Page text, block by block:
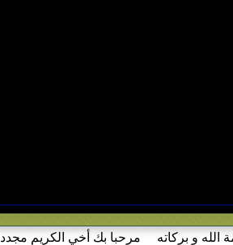
و بركاته مرحبا بك أخي الكريم